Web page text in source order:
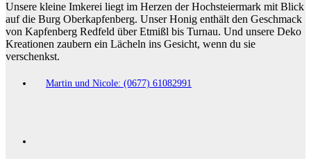
Unsere kleine Imkerei liegt im Herzen der Hochsteiermark mit Blick
auf die Burg Oberkapfenberg. Unser Honig enthält den Geschmack
von Kapfenberg Redfeld über Etmißl bis Turnau. Und unsere Deko
Kreationen zaubern ein Lächeln ins Gesicht, wenn du sie
verschenkst.
Martin und Nicole: (0677) 61082991